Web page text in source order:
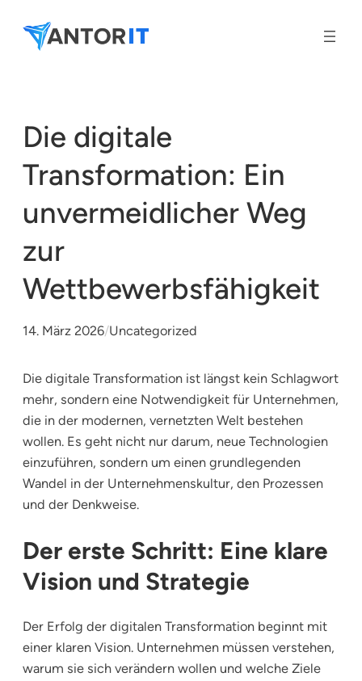
Inhalt
Die digitale
Transformation: Ein
unvermeidlicher Weg
zur
Wettbewerbsfähigkeit
14. März 2026/Uncategorized
Die digitale Transformation ist längst kein Schlagwort
mehr, sondern eine Notwendigkeit für Unternehmen,
die in der modernen, vernetzten Welt bestehen
wollen. Es geht nicht nur darum, neue Technologien
einzuführen, sondern um einen grundlegenden
Wandel in der Unternehmenskultur, den Prozessen
und der Denkweise.
Der erste Schritt: Eine klare
Vision und Strategie
Der Erfolg der digitalen Transformation beginnt mit
einer klaren Vision. Unternehmen müssen verstehen,
warum sie sich verändern wollen und welche Ziele